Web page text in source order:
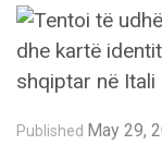
Published May 29,